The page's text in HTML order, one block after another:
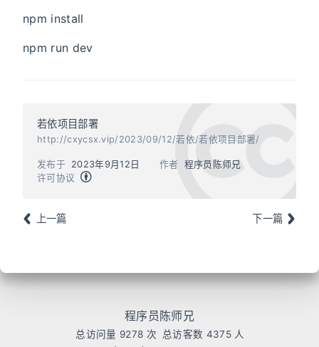
npm install
npm run dev
若依项目部署
http://cxycsx.vip/2023/09/12/若依/若依项目部署/
作者 程序员陈师兄
发布于
2023年9月12日
许可协议
上一篇 下一篇
程序员陈师兄
总访问量 9278 次 总访客数 4375人